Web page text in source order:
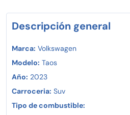
Descripción general
Marca: Volkswagen
Modelo: Taos
Año: 2023
Carroceria: Suv
Tipo de combustible: